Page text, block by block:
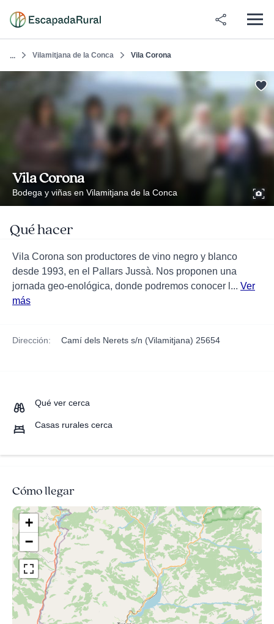
... Vilamitjana de la Conca Vila Corona
Vila Corona
Bodega y viñas en Vilamitjana de la Conca
Qué hacer
Vila Corona son productores de vino negro y blanco
desde 1993, en el Pallars Jussà. Nos proponen una
jornada geo-enológica, donde podremos conocer l... Ver
más
Dirección: Camí dels Nerets s/n (Vilamitjana) 25654
Qué ver cerca
Casas rurales cerca
Cómo llegar
+
−